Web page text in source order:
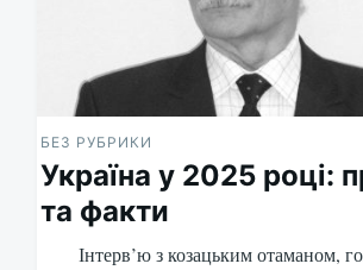
БЕЗ РУБРИКИ
Україна у 2025 році:
та факти
Інтерв’ю з козацьким отаманом,